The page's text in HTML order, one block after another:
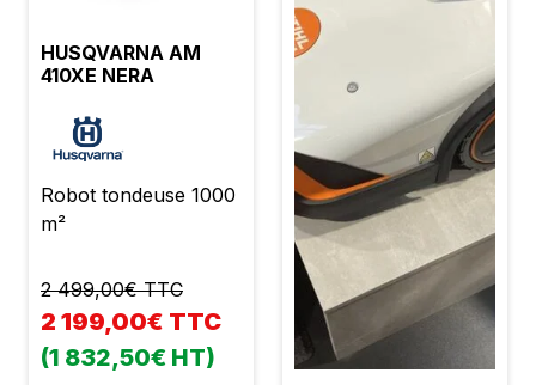
HUSQVARNA AM
410XE NERA
Robot tondeuse 1000
m²
2 499,00€ TTC
2 199,00€ TTC
(1 832,50€ HT)